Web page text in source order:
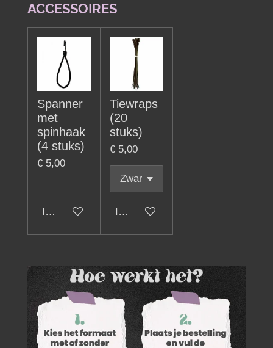
ACCESSOIRES
Spanner
met
spinhaak
(4 stuks)
€ 5,00
In winkelwagen
Tiewraps
(20
stuks)
€ 5,00
In winkelwagen